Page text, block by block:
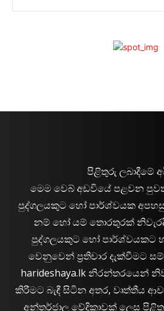
පිළිතුරු ලබාදීමේ
මෙම වෙබ් අඩවියේ පළවන
පුද්ගලයකුට හෝ පාර්ශ්වයක
නම් හෝ යම් තොරතුරක්
පුද්ගලයකුට හෝ පාර්ශ්වයකට
වෙනුවෙන් ප්‍රතිචාර දැක්වීමට
harideshaya.lk නිරන්තරයෙන්
කිරීමට බැඳී සිටින අතර, වෘත්තීය
අන්තර්ජාල වේදිකාවක් ලෙස